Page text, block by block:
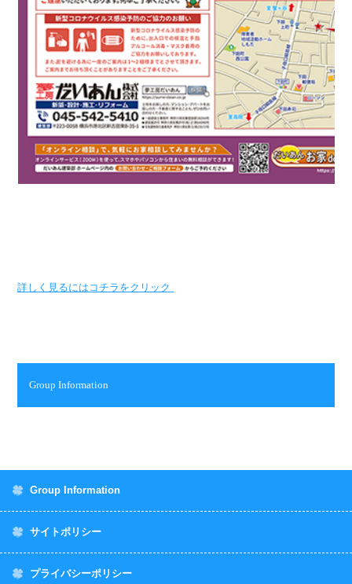
Group Information
詳しく見るにはコチラをクリック
Group Information
サイトポリシー
プライバシーポリシー